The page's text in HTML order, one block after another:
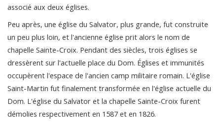
associé aux deux églises.
Peu après, une église du Salvator, plus grande, fut construite
un peu plus loin, et l'ancienne église prit alors le nom de
chapelle Sainte-Croix. Pendant des siècles, trois églises se
dressèrent sur l'actuelle place du Dom. Églises et immunités
occupèrent l'espace de l'ancien camp militaire romain. L'église
Saint-Martin fut finalement transformée en l'église actuelle du
Dom. L'église du Salvator et la chapelle Sainte-Croix furent
démolies respectivement en 1587 et en 1826.